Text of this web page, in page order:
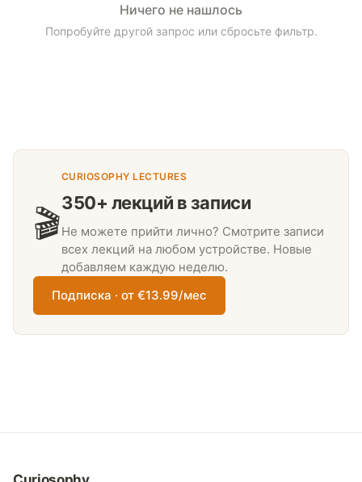
Ничего не нашлось
Попробуйте другой запрос или сбросьте фильтр.
🎬
CURIOSOPHY LECTURES
350+ лекций в записи
Не можете прийти лично? Смотрите записи
всех лекций на любом устройстве. Новые
добавляем каждую неделю.
Подписка · от €13.99/мес